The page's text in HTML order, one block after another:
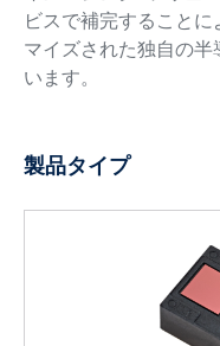
ビスで補完すること
マイズされた独自の
います。
製品タイプ